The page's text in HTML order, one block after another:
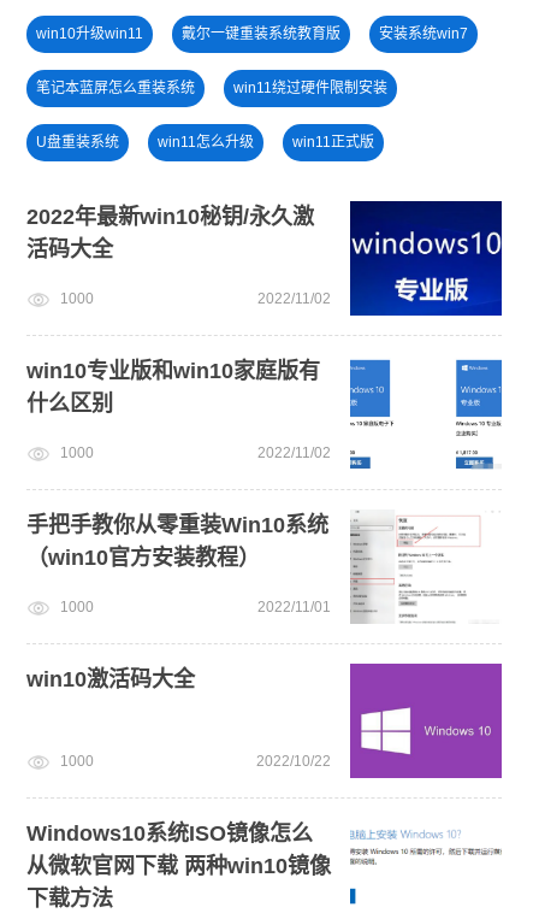
win10升级win11 戴尔一键重装系统教育版 安装系统win7
笔记本蓝屏怎么重装系统 win11绕过硬件限制安装
U盘重装系统 win11怎么升级 win11正式版
win11最低硬件要求 win11系统重装
电脑死机卡顿
2022年最新win10秘钥/永久激
活码大全
1000 2022/11/02
win10专业版和win10家庭版有
什么区别
1000 2022/11/02
手把手教你从零重装Win10系统
（win10官方安装教程）
1000 2022/11/01
win10激活码大全
1000 2022/10/22
Windows10系统ISO镜像怎么
从微软官网下载 两种win10镜像
下载方法